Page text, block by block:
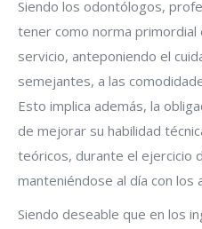
Siendo los odontólogos,
tener como norma
servicio, anteponiendo el
semejantes, a las
Esto implica además, la
de mejorar su habilidad
teóricos, durante el ejercicio
manteniéndose al día con los
Siendo deseable que en los